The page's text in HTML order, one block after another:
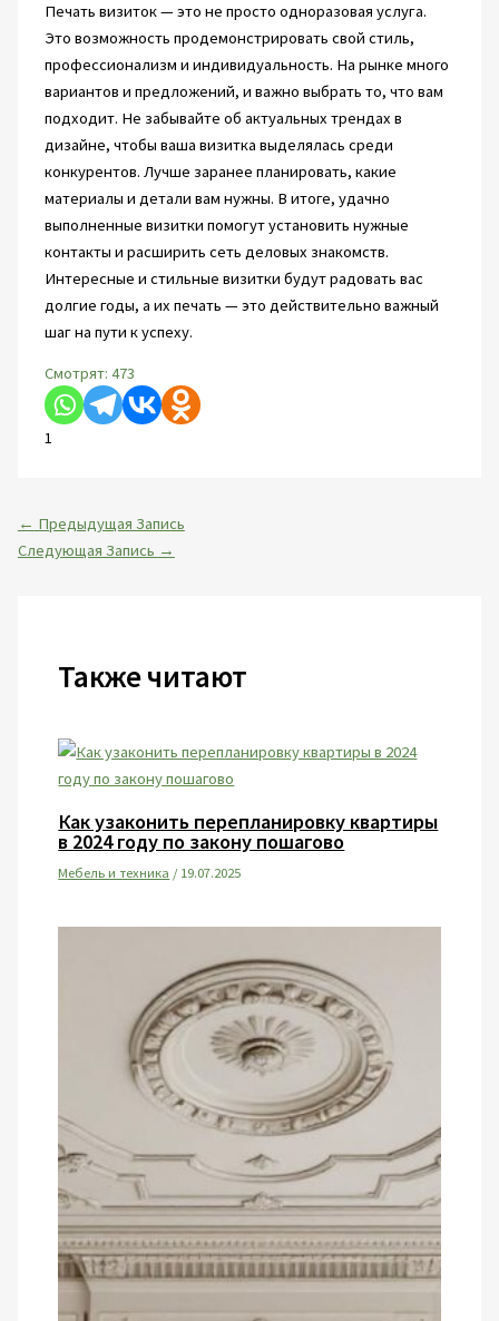
Печать визиток — это не просто одноразовая услуга.
Это возможность продемонстрировать свой стиль,
профессионализм и индивидуальность. На рынке много
вариантов и предложений, и важно выбрать то, что вам
подходит. Не забывайте об актуальных трендах в
дизайне, чтобы ваша визитка выделялась среди
конкурентов. Лучше заранее планировать, какие
материалы и детали вам нужны. В итоге, удачно
выполненные визитки помогут установить нужные
контакты и расширить сеть деловых знакомств.
Интересные и стильные визитки будут радовать вас
долгие годы, а их печать — это действительно важный
шаг на пути к успеху.
Смотрят: 473
1
← Предыдущая Запись
Следующая Запись →
Также читают
Как узаконить перепланировку квартиры
в 2024 году по закону пошагово
Мебель и техника /19.07.2025